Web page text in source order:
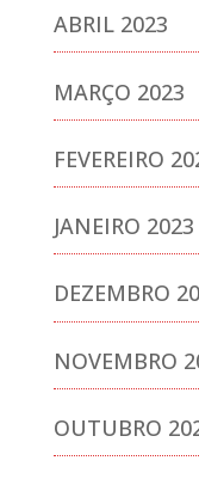
ABRIL 2023
MARÇO 2023
FEVEREIRO
JANEIRO 2023
DEZEMBRO
NOVEMBRO
OUTUBRO